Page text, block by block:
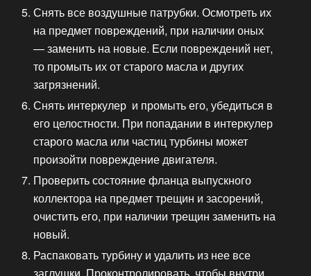
Снять все воздушные патрубки. Осмотреть их
на предмет повреждений, при наличии оных
— заменить на новые. Если повреждений нет,
то промыть их от старого масла и других
загрязнений.
Снять интеркулер и промыть его, убедиться в
его целостности. При попадании в интеркулер
старого масла или частиц турбины может
произойти повреждение двигателя.
Проверить состояние фланца выпускного
коллектора на предмет трещин и засорений,
очистить его, при наличии трещин заменить на
новый.
Распаковать турбину и удалить из нее все